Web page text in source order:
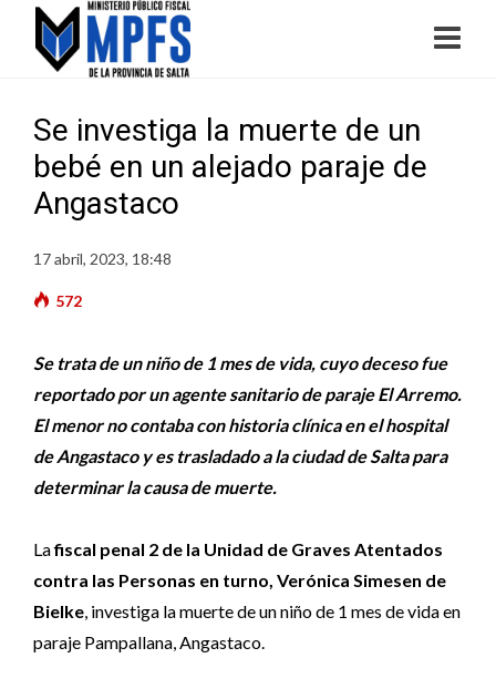
Se investiga la muerte de un
bebé en un alejado paraje de
Angastaco
17 abril, 2023, 18:48
572
Se trata de un niño de 1 mes de vida, cuyo deceso fue
reportado por un agente sanitario de paraje El Arremo.
El menor no contaba con historia clínica en el hospital
de Angastaco y es trasladado a la ciudad de Salta para
determinar la causa de muerte.
Lafiscal penal 2 de la Unidad de Graves Atentados
contra las Personas en turno, Verónica Simesen de
Bielke, investiga la muerte de un niño de 1 mes de vida en
paraje Pampallana, Angastaco.